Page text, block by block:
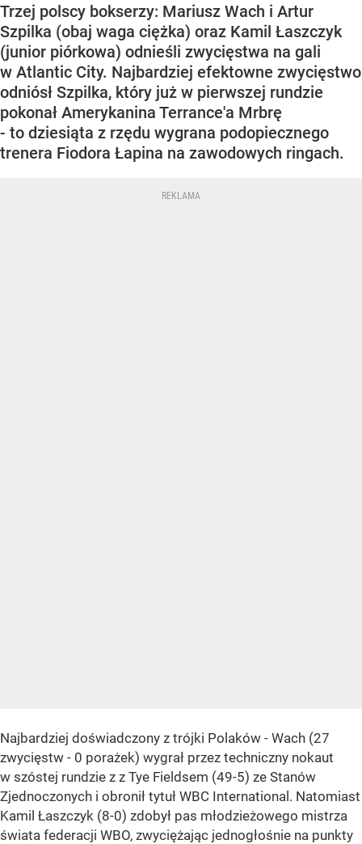
Trzej polscy bokserzy: Mariusz Wach i Artur
Szpilka (obaj waga ciężka) oraz Kamil Łaszczyk
(junior piórkowa) odnieśli zwycięstwa na gali
w Atlantic City. Najbardziej efektowne zwycięstwo
odniósł Szpilka, który już w pierwszej rundzie
pokonał Amerykanina Terrance'a Mrbrę
- to dziesiąta z rzędu wygrana podopiecznego
trenera Fiodora Łapina na zawodowych ringach.
Najbardziej doświadczony z trójki Polaków - Wach (27
zwycięstw - 0 porażek) wygrał przez techniczny nokaut
w szóstej rundzie z z Tye Fieldsem (49-5) ze Stanów
Zjednoczonych i obronił tytuł WBC International. Natomiast
Kamil Łaszczyk (8-0) zdobył pas młodzieżowego mistrza
świata federacji WBO, zwyciężając jednogłośnie na punkty